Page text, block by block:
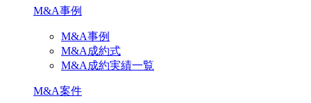
M&A事例
M&A事例
M&A成約式
M&A成約実績一覧
M&A案件